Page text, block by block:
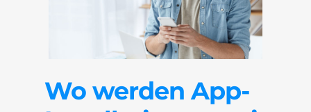
Wo werden App-